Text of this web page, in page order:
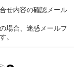
せ内容の確認メール
場合、迷惑メールフ
。